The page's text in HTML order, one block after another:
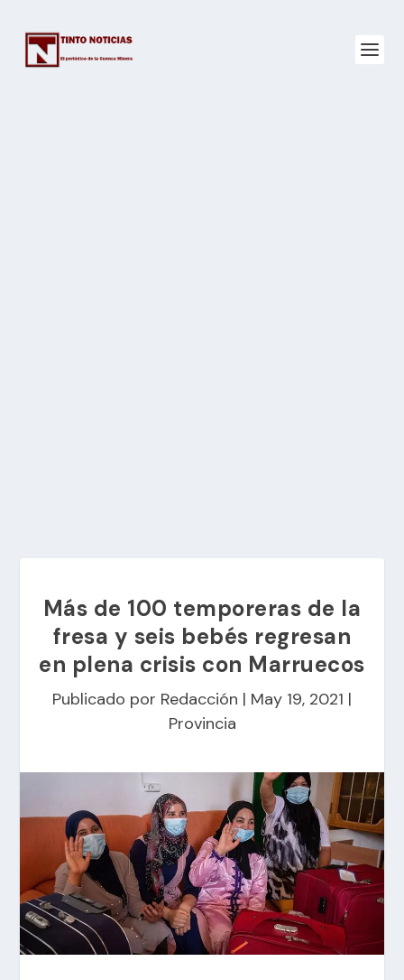
Más de 100 temporeras de la
fresa y seis bebés regresan
en plena crisis con Marruecos
Publicado por Redacción | May 19, 2021 |
Provincia